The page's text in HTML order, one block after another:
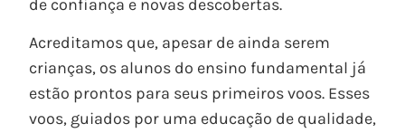
de confiança e novas descobertas.
Acreditamos que, apesar de ainda serem
crianças, os alunos do ensino fundamental já
estão prontos para seus primeiros voos. Esses
voos, guiados por uma educação de qualidade,